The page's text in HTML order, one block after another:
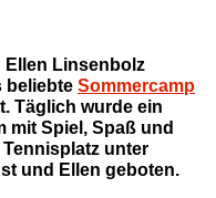
Ellen Linsenbolz
beliebte Sommercamp
Täglich wurde ein
mit Spiel, Spaß und
unter
und Ellen geboten.